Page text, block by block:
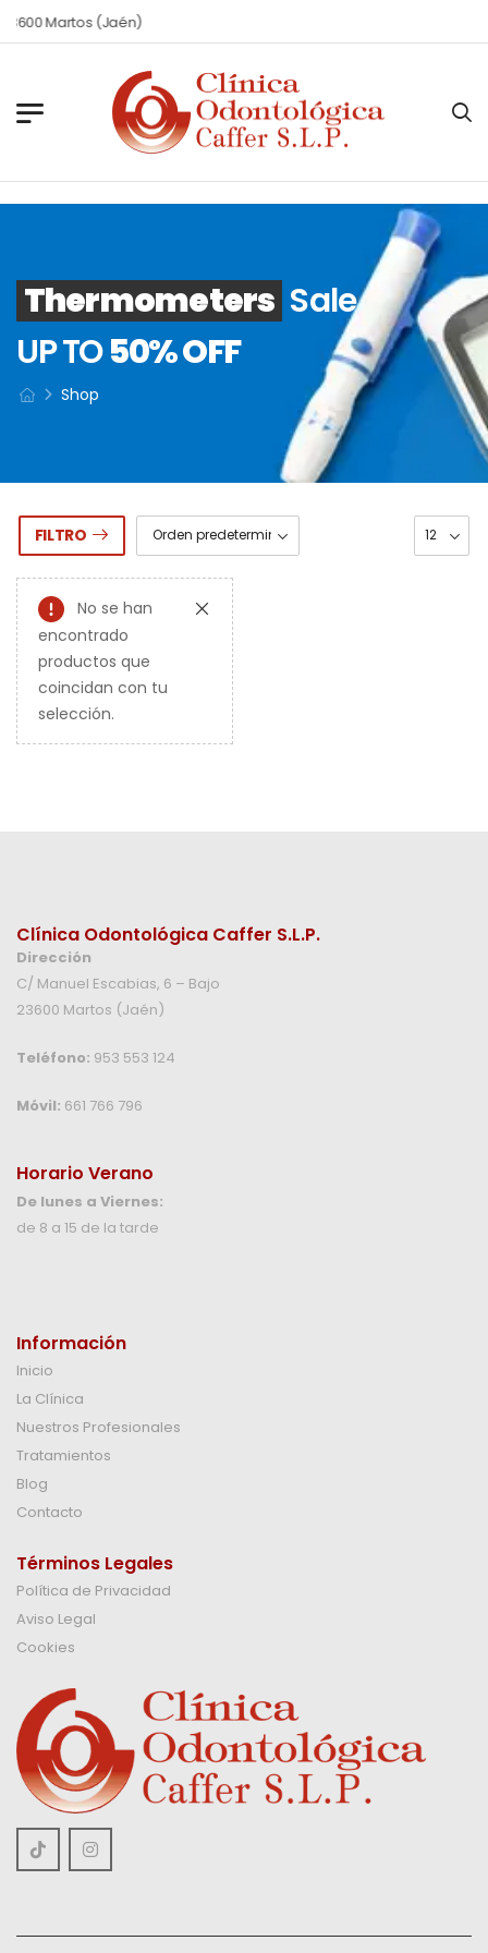
Martos (Jaén)
Thermometers Sale
UP TO50% OFF
Shop
FILTRO
No se han
encontrado
productos que
coincidan con tu
selección.
Clínica Odontológica Caffer S.L.P.
Dirección
C/ Manuel Escabias, 6 – Bajo
23600 Martos (Jaén)
Teléfono: 953 553 124
Móvil: 661 766 796
Horario Verano
De lunes a Viernes:
de 8 a 15 de la tarde
Información
Inicio
La Clínica
Nuestros Profesionales
Tratamientos
Blog
Contacto
Términos Legales
Política de Privacidad
Aviso Legal
Cookies